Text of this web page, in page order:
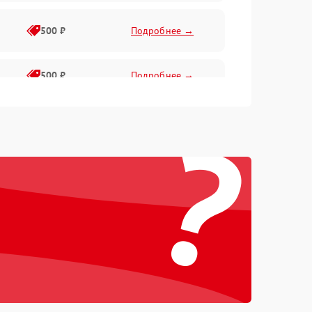
500 ₽ Подробнее →
500 ₽ Подробнее →
1000 ₽
Подробнее →
?